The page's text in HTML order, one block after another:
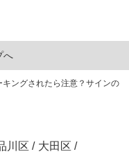
へ
キングされたら注意？サインの
川区 / 大田区 /